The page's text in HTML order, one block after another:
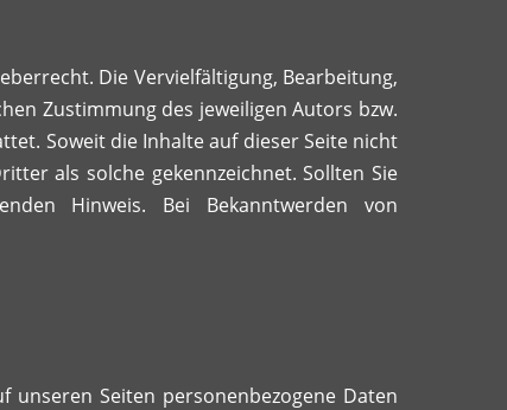
Die Vervielfältigung, Bearbeitung,
Zustimmung des jeweiligen Autors bzw.
Soweit die Inhalte auf dieser Seite nicht
als solche gekennzeichnet. Sollten Sie
Hinweis. Bei Bekanntwerden von
unseren Seiten personenbezogene Daten